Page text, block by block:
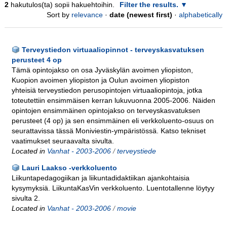
2hakutulos(ta) sopii hakuehtoihin.
Filter the results.
Sort by relevance · date (newest first) · alphabetically
Terveystiedon virtuaaliopinnot - terveyskasvatuksen
perusteet 4 op
Tämä opintojakso on osa Jyväskylän avoimen yliopiston,
Kuopion avoimen yliopiston ja Oulun avoimen yliopiston
yhteisiä terveystiedon perusopintojen virtuaaliopintoja, jotka
toteutettiin ensimmäisen kerran lukuvuonna 2005-2006. Näiden
opintojen ensimmäinen opintojakso on terveyskasvatuksen
perusteet (4 op) ja sen ensimmäinen eli verkkoluento-osuus on
seurattavissa tässä Moniviestin-ympäristössä. Katso tekniset
vaatimukset seuraavalta sivulta.
Located in Vanhat - 2003-2006 / terveystiede
Lauri Laakso -verkkoluento
Liikuntapedagogiikan ja liikuntadidaktiikan ajankohtaisia
kysymyksiä. LiikuntaKasVin verkkoluento. Luentotallenne löytyy
sivulta 2.
Located in Vanhat - 2003-2006 / movie